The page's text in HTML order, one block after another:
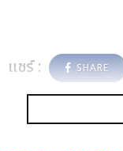
แชร์ : SHARE